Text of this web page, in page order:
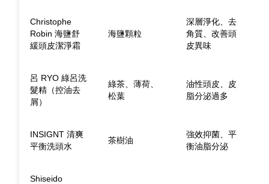
Christophe
Robin 海鹽舒
緩頭皮潔淨霜
海鹽顆粒
深層淨化、去
角質、改善頭
皮異味
呂 RYO 綠呂洗
髮精（控油去
屑）
綠茶、薄荷、
松葉
油性頭皮、皮
脂分泌過多
INSIGNT 清爽
平衡洗頭水
茶樹油
強效抑菌、平
衡油脂分泌
Shiseido